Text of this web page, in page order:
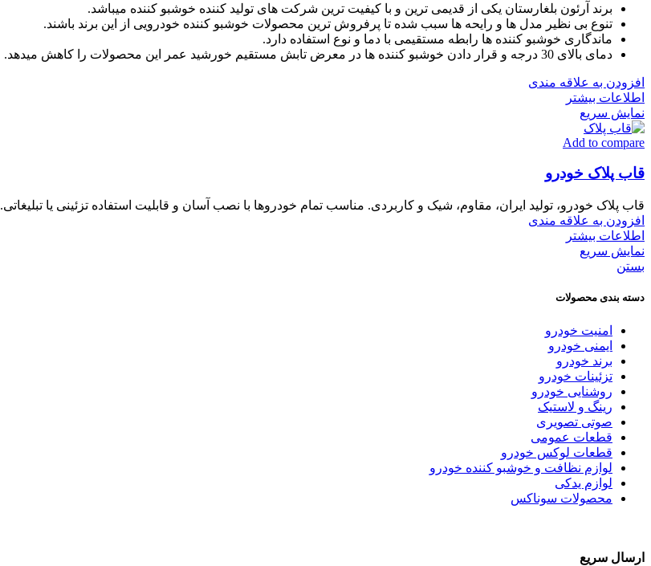
برند آرئون بلغارستان یکی از قدیمی ترین و با کیفیت ترین شرکت های تولید کننده خوشبو کننده میباشد.
تنوع بی نظیر مدل ها و رایحه ها سبب شده تا پرفروش ترین محصولات خوشبو کننده خودرویی از این برند باشند.
ماندگاری خوشبو کننده ها رابطه مستقیمی با دما و نوع استفاده دارد.
دمای بالای 30 درجه و قرار دادن خوشبو کننده ها در معرض تابش مستقیم خورشید عمر این محصولات را کاهش میدهد.
افزودن به علاقه مندی
اطلاعات بیشتر
نمایش سریع
Add to compare
قاب پلاک خودرو
قاب پلاک خودرو، تولید ایران، مقاوم، شیک و کاربردی. مناسب تمام خودروها با نصب آسان و قابلیت استفاده تزئینی یا تبلیغاتی.
افزودن به علاقه مندی
اطلاعات بیشتر
نمایش سریع
بستن
دسته بندی محصولات
امنیت خودرو
ایمنی خودرو
برند خودرو
تزئینات خودرو
روشنایی خودرو
رینگ و لاستیک
صوتی تصویری
قطعات عمومی
قطعات لوکس خودرو
لوازم نظافت و خوشبو کننده خودرو
لوازم یدکی
محصولات سوناکس
ارسال سریع